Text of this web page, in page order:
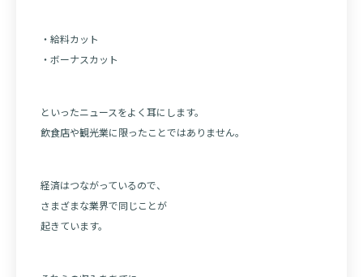
・給料カット
・ボーナスカット
といったニュースをよく耳にします。
飲食店や観光業に限ったことではありません。
経済はつながっているので、
さまざまな業界で同じことが
起きています。